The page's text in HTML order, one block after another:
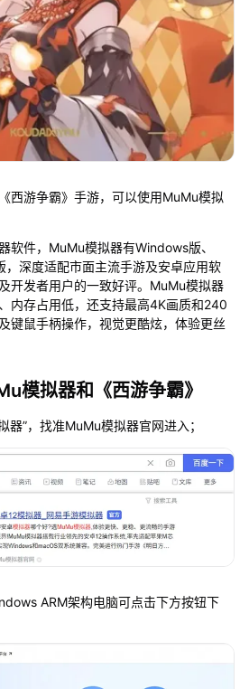
西游争霸》手游，可以使用MuMu模拟
软件，MuMu模拟器有Windows版、
深度适配市面主流手游及安卓应用软
开发者用户的一致好评。MuMu模拟器
内存占用低，还支持最高4K画质和240
键鼠手柄操作，视觉更酷炫，体验更丝
模拟器和《西游争霸》
器”，找准MuMu模拟器官网进入；
ARM架构电脑可点击下方按钮下